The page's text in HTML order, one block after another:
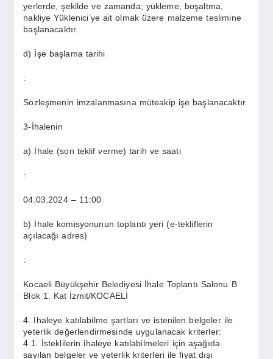
yerlerde, şekilde ve zamanda; yükleme, boşaltma,
nakliye Yüklenici’ye ait olmak üzere malzeme teslimine
başlanacaktır.
d) İşe başlama tarihi
:
Sözleşmenin imzalanmasına müteakip işe başlanacaktır
3-İhalenin
a) İhale (son teklif verme) tarih ve saati
:
04.03.2024 – 11:00
b) İhale komisyonunun toplantı yeri (e-tekliflerin
açılacağı adres)
:
Kocaeli Büyükşehir Belediyesi İhale Toplantı Salonu B
Blok 1. Kat İzmit/KOCAELİ
4. İhaleye katılabilme şartları ve istenilen belgeler ile
yeterlik değerlendirmesinde uygulanacak kriterler:
4.1. İsteklilerin ihaleye katılabilmeleri için aşağıda
sayılan belgeler ve yeterlik kriterleri ile fiyat dışı